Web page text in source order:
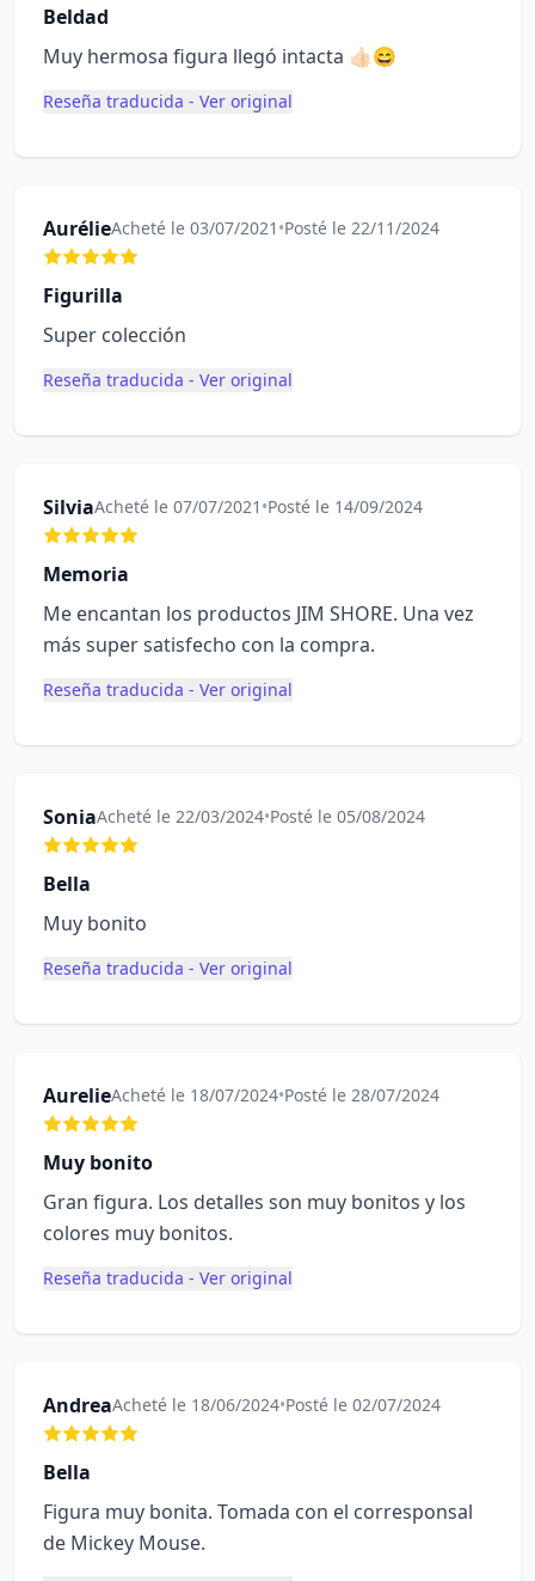
Beldad
Muy hermosa figura llegó intacta 👍🏻😄
Reseña traducida - Ver original
AurélieAcheté le 03/07/2021 •Posté le 22/11/2024
Figurilla
Super colección
Reseña traducida - Ver original
SilviaAcheté le 07/07/2021 •Posté le 14/09/2024
Memoria
Me encantan los productos JIM SHORE. Una vez
más super satisfecho con la compra.
Reseña traducida - Ver original
SoniaAcheté le 22/03/2024•Posté le 05/08/2024
Bella
Muy bonito
Reseña traducida - Ver original
AurelieAcheté le 18/07/2024•Posté le 28/07/2024
Muy bonito
Gran figura. Los detalles son muy bonitos y los
colores muy bonitos.
Reseña traducida - Ver original
AndreaAcheté le 18/06/2024•Posté le 02/07/2024
Bella
Figura muy bonita. Tomada con el corresponsal
de Mickey Mouse.